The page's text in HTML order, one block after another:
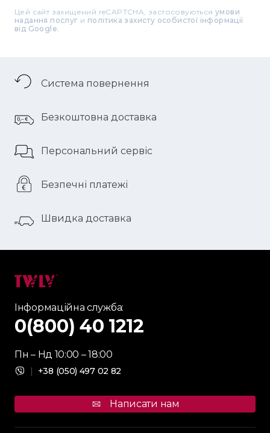
Цей сайт захищений reCAPTCHA, застосовуються умови
надання послуг и політика захисту особистої інформації
від Google.
Система повернення
Безкоштовна доставка
Персональний сервіс
Безпечні платежі
Швидка доставка
Інформаційна служба:
0(800) 40 1212
Пн – Нд 10:00 – 18:00
| +38 (050) 497 02 82
Написати нам